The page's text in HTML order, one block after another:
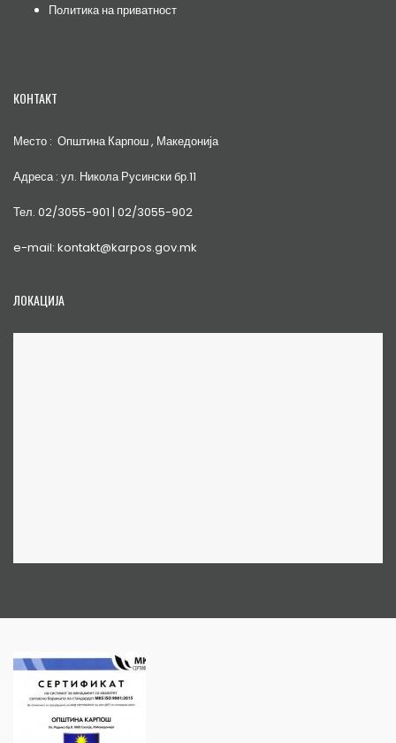
Политика на приватност
КОНТАКТ
Место : Општина Карпош , Македонија
Адреса : ул. Никола Русински бр.11
Тел. 02/3055-901 | 02/3055-902
e-mail: kontakt@karpos.gov.mk
ЛОКАЦИЈА